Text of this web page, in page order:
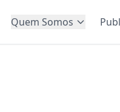
Quem Somos